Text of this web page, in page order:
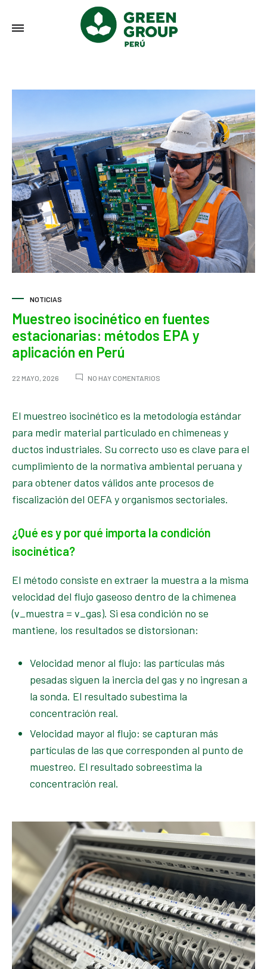
NOTICIAS
Muestreo isocinético en fuentes
estacionarias: métodos EPA y
aplicación en Perú
22 MAYO, 2026 NO HAY COMENTARIOS
FUENTES
ESTACIONARIAS:
EPA
Y
APLICACIÓN
EN
El muestreo isocinético es la metodología estándar
para medir material particulado en chimeneas y
ductos industriales. Su correcto uso es clave para el
cumplimiento de la normativa ambiental peruana y
para obtener datos válidos ante procesos de
fiscalización del OEFA y organismos sectoriales.
¿Qué es y por qué importa la condición
isocinética?
El método consiste en extraer la muestra a la misma
velocidad del flujo gaseoso dentro de la chimenea
(v_muestra = v_gas). Si esa condición no se
mantiene, los resultados se distorsionan:
Velocidad menor al flujo: las partículas más
pesadas siguen la inercia del gas y no ingresan a
la sonda. El resultado subestima la
concentración real.
Velocidad mayor al flujo: se capturan más
partículas de las que corresponden al punto de
muestreo. El resultado sobreestima la
concentración real.